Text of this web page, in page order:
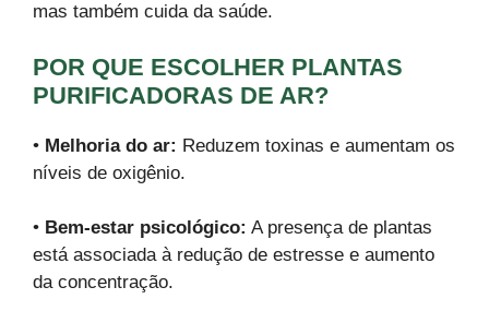
mas também cuida da saúde.
POR QUE ESCOLHER PLANTAS
PURIFICADORAS DE AR?
• Melhoria do ar: Reduzem toxinas e aumentam os
níveis de oxigênio.
• Bem-estar psicológico: A presença de plantas
está associada à redução de estresse e aumento
da concentração.